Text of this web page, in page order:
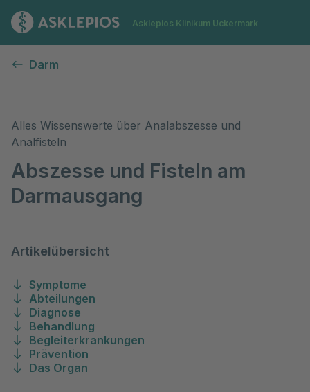
Zur Startseite
Asklepios Klinikum Uckermark
Darm
Alles Wissenswerte über Analabszesse und
Analfisteln
Abszesse und Fisteln am
Darmausgang
Artikelübersicht
Symptome
Abteilungen
Diagnose
Behandlung
Begleiterkrankungen
Prävention
Das Organ